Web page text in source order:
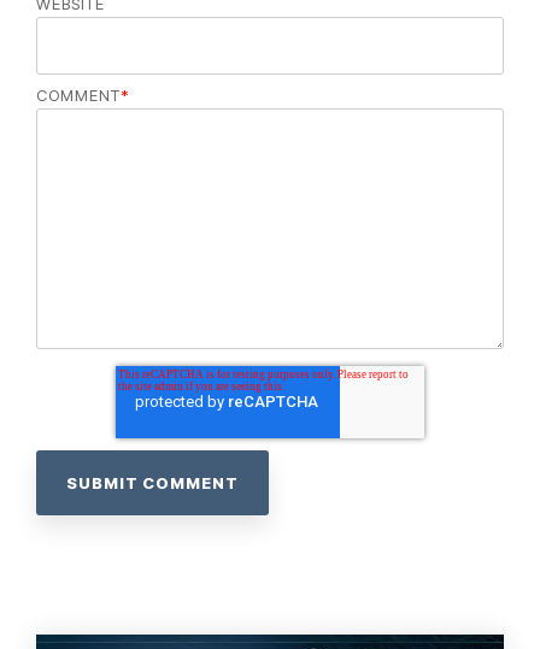
COMMENT*